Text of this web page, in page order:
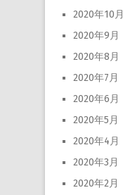
2020年10月
2020年9月
2020年8月
2020年7月
2020年6月
2020年5月
2020年4月
2020年3月
2020年2月